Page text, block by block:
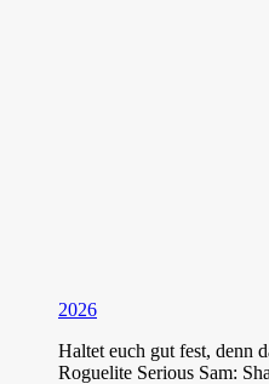
2026
Haltet euch gut fest, denn
Roguelite Serious Sam: